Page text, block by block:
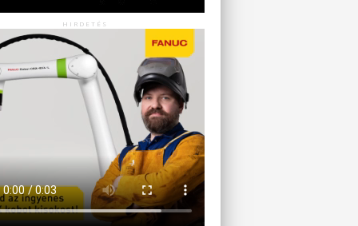
HIRDETÉS